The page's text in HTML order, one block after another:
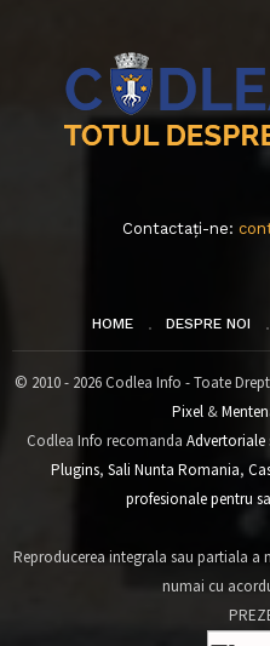
Contactați-ne:
HOME DESPRE NOI
© 2010 - 2026 Codlea Info - Toate
Pixel&
Codlea Info recomanda Advertoriale
Plugins, Sali Nunta Romania,
profesionale pentru
Reproducerea integrala sau partiala a
numai cu